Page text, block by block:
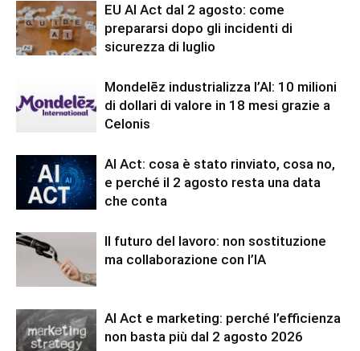
EU AI Act dal 2 agosto: come
prepararsi dopo gli incidenti di
sicurezza di luglio
Mondelēz industrializza l’AI: 10 milioni
di dollari di valore in 18 mesi grazie a
Celonis
AI Act: cosa è stato rinviato, cosa no,
e perché il 2 agosto resta una data
che conta
Il futuro del lavoro: non sostituzione
ma collaborazione con l’IA
AI Act e marketing: perché l’efficienza
non basta più dal 2 agosto 2026